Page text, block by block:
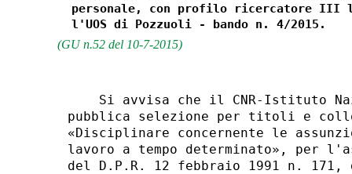
personale, con profilo ricercatore III
(GU n.52 del 10-7-2015)
Si avvisa che il CNR-Istituto
pubblica selezione per titoli e
«Disciplinare concernente le
lavoro a tempo determinato», per
del D.P.R. 12 febbraio 1991 n.